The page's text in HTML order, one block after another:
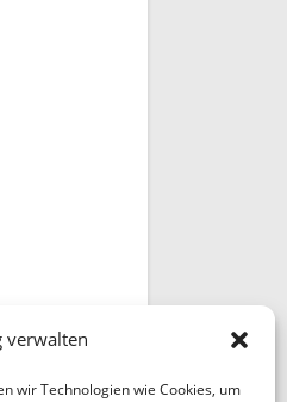
verwalten
wir Technologien wie Cookies, um